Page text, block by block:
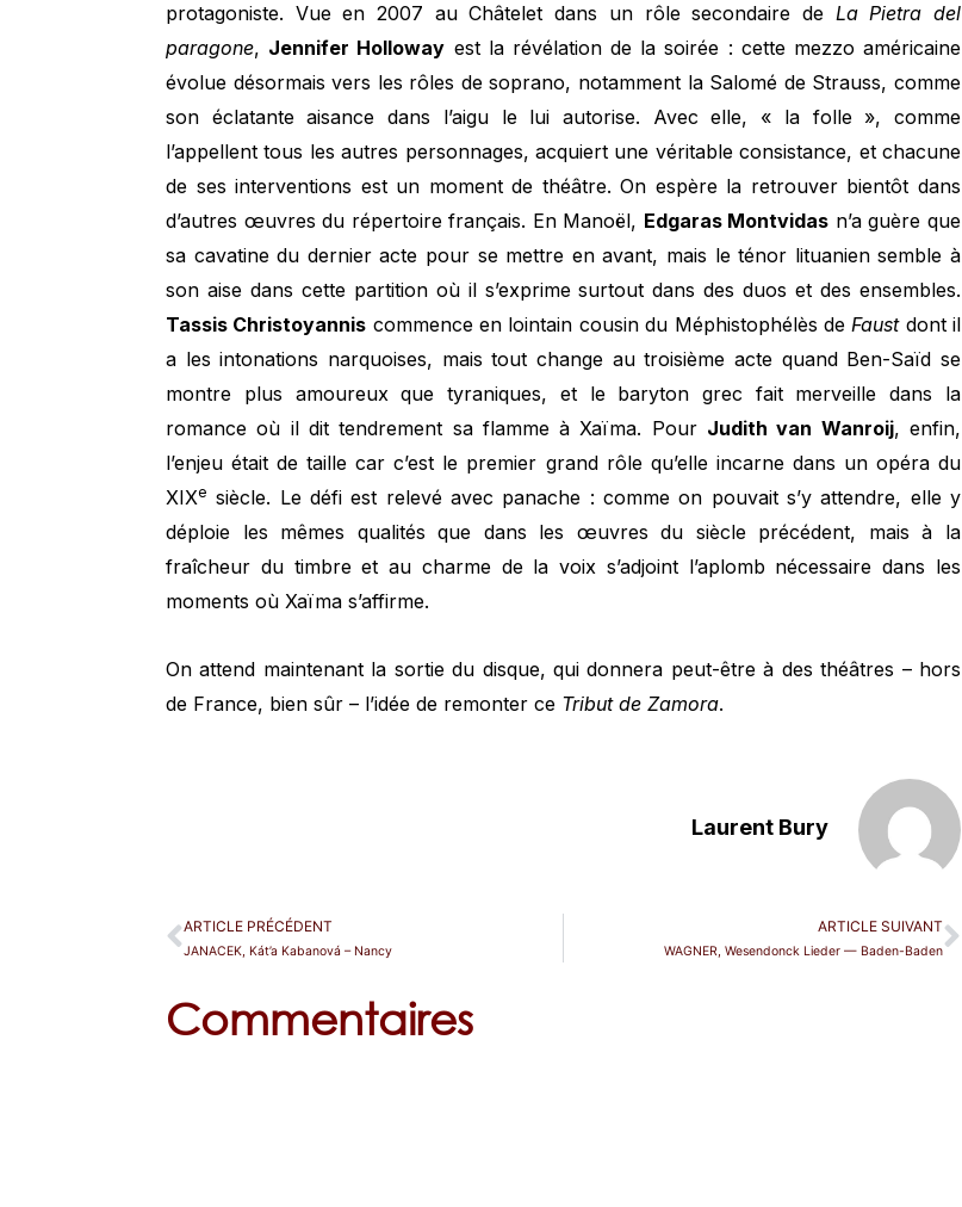
protagoniste. Vue en 2007 au Châtelet dans un rôle secondaire de La Pietra del
paragone, Jennifer Holloway est la révélation de la soirée : cette mezzo américaine
évolue désormais vers les rôles de soprano, notamment la Salomé de Strauss, comme
son éclatante aisance dans l’aigu le lui autorise. Avec elle, « la folle », comme
l’appellent tous les autres personnages, acquiert une véritable consistance, et chacune
de ses interventions est un moment de théâtre. On espère la retrouver bientôt dans
d’autres œuvres du répertoire français. En Manoël, Edgaras Montvidas n’a guère que
sa cavatine du dernier acte pour se mettre en avant, mais le ténor lituanien semble à
son aise dans cette partition où il s’exprime surtout dans des duos et des ensembles.
Tassis Christoyannis commence en lointain cousin du Méphistophélès deFaustdont il
a les intonations narquoises, mais tout change au troisième acte quand Ben-Saïd se
montre plus amoureux que tyraniques, et le baryton grec fait merveille dans la
romance où il dit tendrement sa flamme à Xaïma. Pour Judith van Wanroij, enfin,
l’enjeu était de taille car c’est le premier grand rôle qu’elle incarne dans un opéra du
XIXe siècle. Le défi est relevé avec panache : comme on pouvait s’y attendre, elle y
déploie les mêmes qualités que dans les œuvres du siècle précédent, mais à la
fraîcheur du timbre et au charme de la voix s’adjoint l’aplomb nécessaire dans les
moments où Xaïma s’affirme.
On attend maintenant la sortie du disque, qui donnera peut-être à des théâtres – hors
de France, bien sûr – l’idée de remonter ce Tribut de Zamora.
Laurent Bury
ARTICLE PRÉCÉDENT
JANACEK, Kát’a Kabanová – Nancy
ARTICLE SUIVANT
WAGNER, Wesendonck Lieder — Baden-Baden
Commentaires